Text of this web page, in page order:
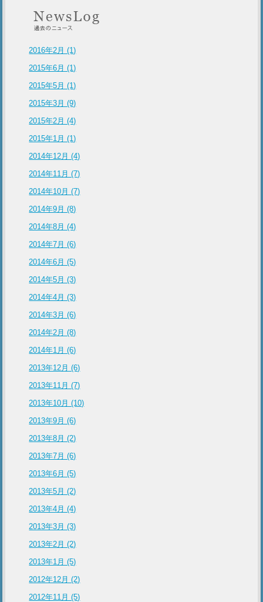
2016年2月 (1)
2015年6月 (1)
2015年5月 (1)
2015年3月 (9)
2015年2月 (4)
2015年1月 (1)
2014年12月 (4)
2014年11月 (7)
2014年10月 (7)
2014年9月 (8)
2014年8月 (4)
2014年7月 (6)
2014年6月 (5)
2014年5月 (3)
2014年4月 (3)
2014年3月 (6)
2014年2月 (8)
2014年1月 (6)
2013年12月 (6)
2013年11月 (7)
2013年10月 (10)
2013年9月 (6)
2013年8月 (2)
2013年7月 (6)
2013年6月 (5)
2013年5月 (2)
2013年4月 (4)
2013年3月 (3)
2013年2月 (2)
2013年1月 (5)
2012年12月 (2)
2012年11月 (5)